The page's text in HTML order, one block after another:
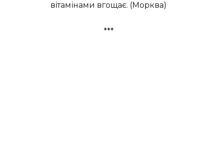
вітамінами вгощає. (Морква)
***